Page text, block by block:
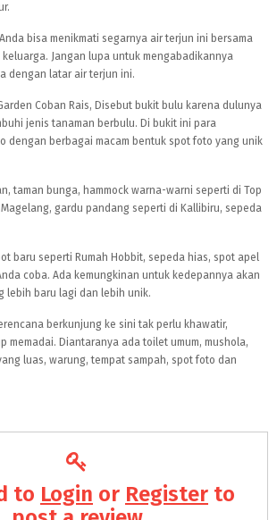
bisa menikmati segarnya air terjun ini bersama
Jangan lupa untuk mengabadikannya
dengan latar air terjun ini.
Coban Rais, Disebut bukit bulu karena dulunya
jenis tanaman berbulu. Di bukit ini para
dengan berbagai macam bentuk spot foto yang unik
taman bunga, hammock warna-warni seperti di Top
gardu pandang seperti di Kallibiru, sepeda
baru seperti Rumah Hobbit, sepeda hias, spot apel
coba. Ada kemungkinan untuk kedepannya akan
lebih baru lagi dan lebih unik.
berkunjung ke sini tak perlu khawatir,
memadai. Diantaranya ada toilet umum, mushola,
luas, warung, tempat sampah, spot foto dan
to Login or Register to